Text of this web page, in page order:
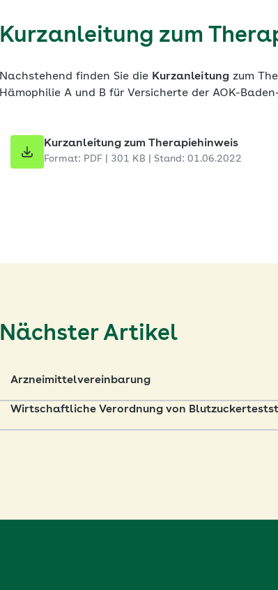
Kurzanleitung zum
Nachstehend finden Sie die Kurzanleitung zum
Hämophilie A und B für Versicherte der AOK-
Kurzanleitung zum Therapiehinweis
Format: PDF | 301 KB | Stand: 01.06.2022
Nächster Artikel
Arzneimittelvereinbarung
Wirtschaftliche Verordnung von